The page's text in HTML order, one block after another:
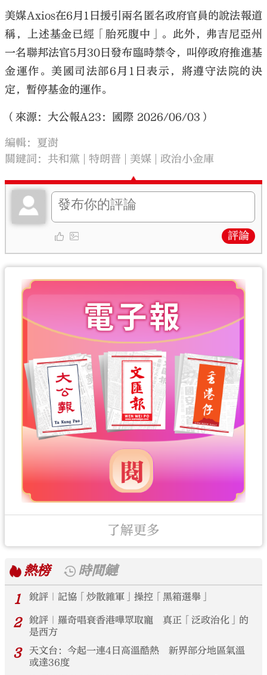
美媒Axios在6月1日援引兩名匿名政府官員的說法報道
稱，上述基金已經「胎死腹中」。此外，弗吉尼亞州
一名聯邦法官5月30日發布臨時禁令，叫停政府推進基
金運作。美國司法部6月1日表示，將遵守法院的決
定，暫停基金的運作。
（來源：大公報A23：國際 2026/06/03）
編輯：夏澍
關鍵詞：共和黨 特朗普 美媒 政治小金庫
評論
了解更多
熱榜
時間鏈
1
銳評｜記協「炒散雜軍」操控「黑箱選舉」
2
銳評｜羅奇唱衰香港嘩眾取寵 真正「泛政治化」的
是西方
3
天文台：今起一連4日高溫酷熱 新界部分地區氣溫
或達36度